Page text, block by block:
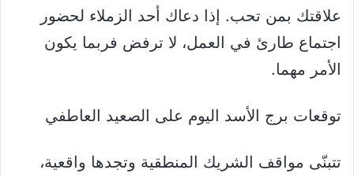
علاقتك بمن تحب. إذا دعاك أحد الزملاء لحضور
اجتماع طارئ في العمل، لا ترفض فربما يكون
الأمر مهما.
توقعات برج الأسد اليوم على الصعيد العاطفي
تتبنّى مواقف الشريك المنطقية وتجدها واقعية،